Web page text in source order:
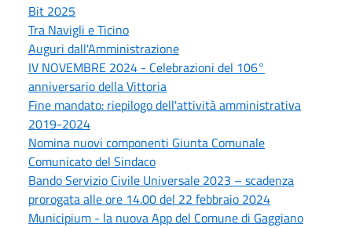
Bit 2025
Tra Navigli e Ticino
Auguri dall'Amministrazione
IV NOVEMBRE 2024 - Celebrazioni del 106°
anniversario della Vittoria
Fine mandato: riepilogo dell'attività amministrativa
2019-2024
Nomina nuovi componenti Giunta Comunale
Comunicato del Sindaco
Bando Servizio Civile Universale 2023 – scadenza
prorogata alle ore 14.00 del 22 febbraio 2024
Municipium - la nuova App del Comune di Gaggiano